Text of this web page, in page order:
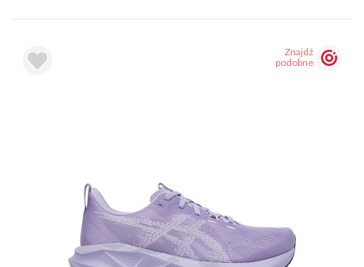
Znajdź
podobne